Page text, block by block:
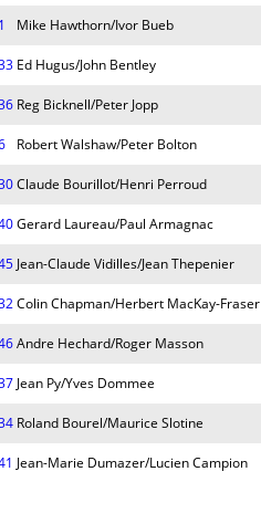
1 Mike Hawthorn/Ivor Bueb
Ed Hugus/John Bentley
Reg Bicknell/Peter Jopp
Robert Walshaw/Peter Bolton
Claude Bourillot/Henri Perroud
Gerard Laureau/Paul Armagnac
Jean-Claude Vidilles/Jean Thepenier
Colin Chapman/Herbert MacKay-Fraser
Andre Hechard/Roger Masson
Jean Py/Yves Dommee
Roland Bourel/Maurice Slotine
Jean-Marie Dumazer/Lucien Campion